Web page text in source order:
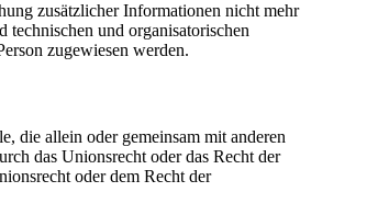
zusätzlicher Informationen nicht mehr
technischen und organisatorischen
zugewiesen werden.
die allein oder gemeinsam mit anderen
das Unionsrecht oder das Recht der
oder dem Recht der